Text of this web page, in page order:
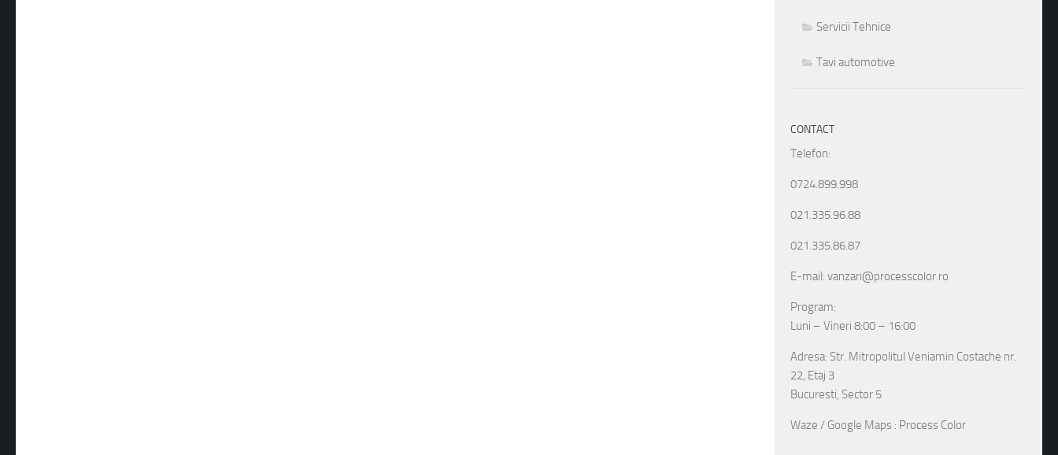
Servicii Tehnice
Tavi automotive
CONTACT
Telefon:
0724.899.998
021.335.96.88
021.335.86.87
E-mail: vanzari@processcolor.ro
Program:
Luni – Vineri 8:00 – 16:00
Adresa: Str. Mitropolitul Veniamin Costache nr.
22, Etaj 3
Bucuresti, Sector 5
Waze / Google Maps : Process Color